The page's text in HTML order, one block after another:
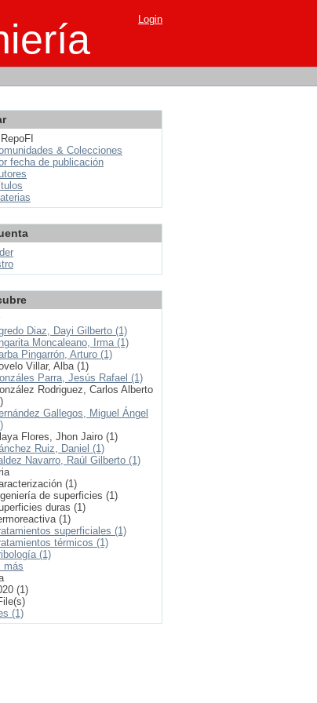
Login
& Colecciones
fecha de publicación
Diaz, Dayi Gilberto (1)
Moncaleano, Irma (1)
Pingarrón, Arturo (1)
Villar, Alba (1)
Parra, Jesús Rafael (1)
Rodriguez, Carlos Alberto
Gallegos, Miguel Ángel
Flores, Jhon Jairo (1)
Ruiz, Daniel (1)
Navarro, Raúl Gilberto (1)
(1)
de superficies (1)
duras (1)
(1)
superficiales (1)
térmicos (1)
(1)
más
(1)
(1)